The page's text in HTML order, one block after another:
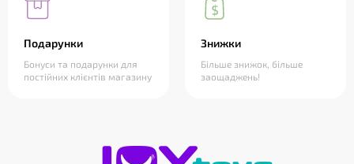
Подарунки
Бонуси та подарунки для
постійних клієнтів магазину
Знижки
Більше знижок, більше
заощаджень!